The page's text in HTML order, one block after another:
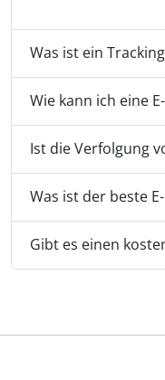
Was ist ein
Wie kann ich eine
Ist die Verfolgung
Was ist der beste
Gibt es einen